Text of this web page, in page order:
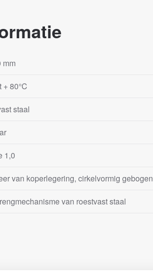
+ 80°C
staal
1,0
van koperlegering, cirkelvormig gebogen
van roestvast staal